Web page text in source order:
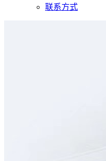
联系方式